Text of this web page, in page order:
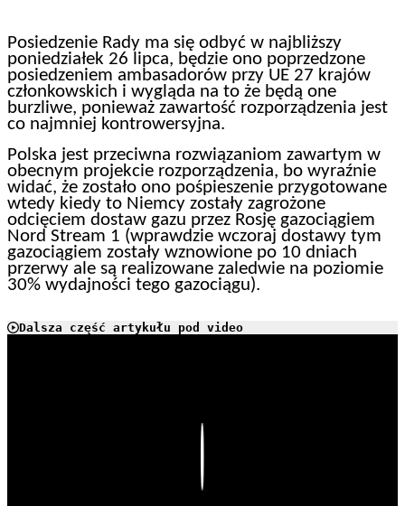
Posiedzenie Rady ma się odbyć w najbliższy
poniedziałek 26 lipca, będzie ono poprzedzone
posiedzeniem ambasadorów przy UE 27 krajów
członkowskich i wygląda na to że będą one
burzliwe, ponieważ zawartość rozporządzenia jest
co najmniej kontrowersyjna.
Polska jest przeciwna rozwiązaniom zawartym w
obecnym projekcie rozporządzenia, bo wyraźnie
widać, że zostało ono pośpieszenie przygotowane
wtedy kiedy to Niemcy zostały zagrożone
odcięciem dostaw gazu przez Rosję gazociągiem
Nord Stream 1 (wprawdzie wczoraj dostawy tym
gazociągiem zostały wznowione po 10 dniach
przerwy ale są realizowane zaledwie na poziomie
30% wydajności tego gazociągu).
Dalsza część artykułu pod video